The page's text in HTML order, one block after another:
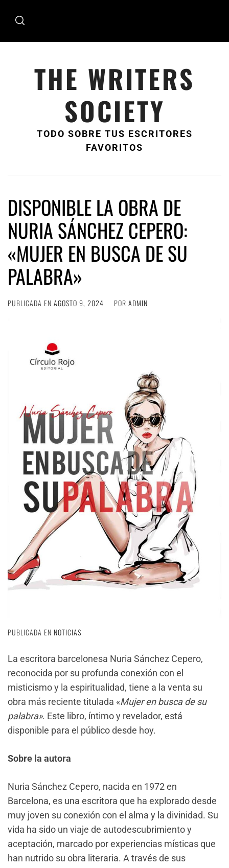
THE WRITERS
SOCIETY
TODO SOBRE TUS ESCRITORES
FAVORITOS
DISPONIBLE LA OBRA DE
NURIA SÁNCHEZ CEPERO:
«MUJER EN BUSCA DE SU
PALABRA»
PUBLICADA EN AGOSTO 9, 2024 POR ADMIN
PUBLICADA EN NOTICIAS
La escritora barcelonesa Nuria Sánchez Cepero,
reconocida por su profunda conexión con el
misticismo y la espiritualidad, tiene a la venta su
obra más reciente titulada «Mujer en busca de su
palabra». Este libro, íntimo y revelador, está
disponible para el público desde hoy.
Sobre la autora
Nuria Sánchez Cepero, nacida en 1972 en
Barcelona, es una escritora que ha explorado desde
muy joven su conexión con el alma y la divinidad. Su
vida ha sido un viaje de autodescubrimiento y
aceptación, marcado por experiencias místicas que
han nutrido su obra literaria. A través de sus